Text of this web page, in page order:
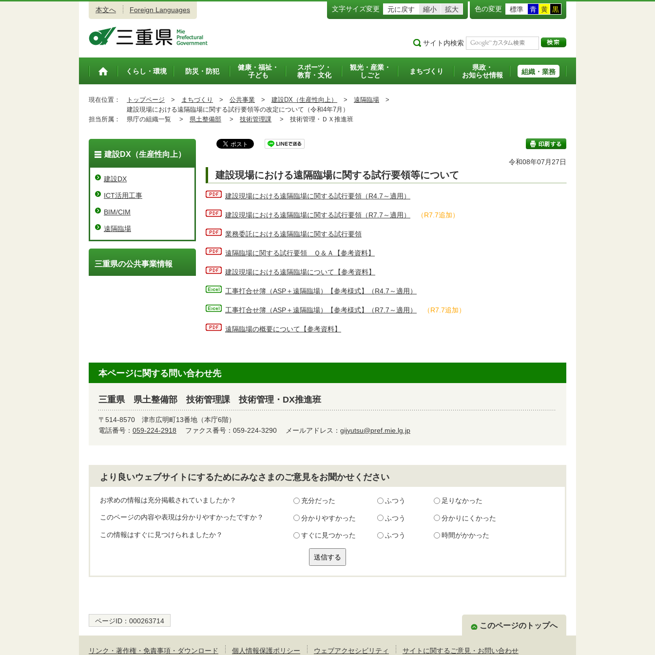
本文へ Foreign Languages 文字サイズ変更 元に戻す 縮小 拡大 色の変更 標準 青 黄 黒
サイト内検索
トップペ
くらし・環境 防災・防犯
健康・福祉・
子ども
スポーツ・
教育・文化
観光・産業・
しごと
まちづくり
県政・
お知らせ情報
組織・業務
現在位置： トップページ > まちづくり > 公共事業 > 建設DX（⽣産性向上） > 遠隔臨場 >
建設現場における遠隔臨場に関する試行要領等の改定について（令和4年7月）
担当所属：
県庁の組織一覧 > 県土整備部 > 技術管理課 > 技術管理・ＤＸ推進班
印刷する
令和08年07月27日
建設現場における遠隔臨場に関する試行要領等について
建設現場における遠隔臨場に関する試行要領（R4.7～適用）
建設現場における遠隔臨場に関する試行要領（R7.7～適用） （R7.7追加）
業務委託における遠隔臨場に関する試行要領
遠隔臨場に関する試行要領 Ｑ＆Ａ【参考資料】
建設現場における遠隔臨場について【参考資料】
工事打合せ簿（ASP＋遠隔臨場）【参考様式】 （R4.7～適用）
工事打合せ簿（ASP＋遠隔臨場）【参考様式】（R7.7～適用） （R7.7追加）
遠隔臨場の概要について【参考資料】
建設DX（⽣産性向上）
建設DX
ICT活用工事
BIM/CIM
遠隔臨場
三重県の公共事業情報
本ページに関する問い合わせ先
三重県 県土整備部 技術管理課 技術管理・DX推進班
〒514-8570 津市広明町13番地（本庁6階）
電話番号： 059-224-2918 ファクス番号：059-224-3290 メールアドレス： gijyutsu@pref.mie.lg.jp
より良いウェブサイトにするためにみなさまのご意見をお聞かせください
お求めの情報は充分掲載されていましたか？ 充分だった ふつう 足りなかった
このページの内容や表現は分かりやすかったですか？ 分かりやすかった ふつう 分かりにくかった
この情報はすぐに見つけられましたか？ すぐに見つかった ふつう 時間がかかった
ページID： 000263714
このページのトップへ
リンク・著作権・免責事項・ダウンロード 個人情報保護ポリシー ウェブアクセシビリティ サイトに関するご意見・お問い合わせ